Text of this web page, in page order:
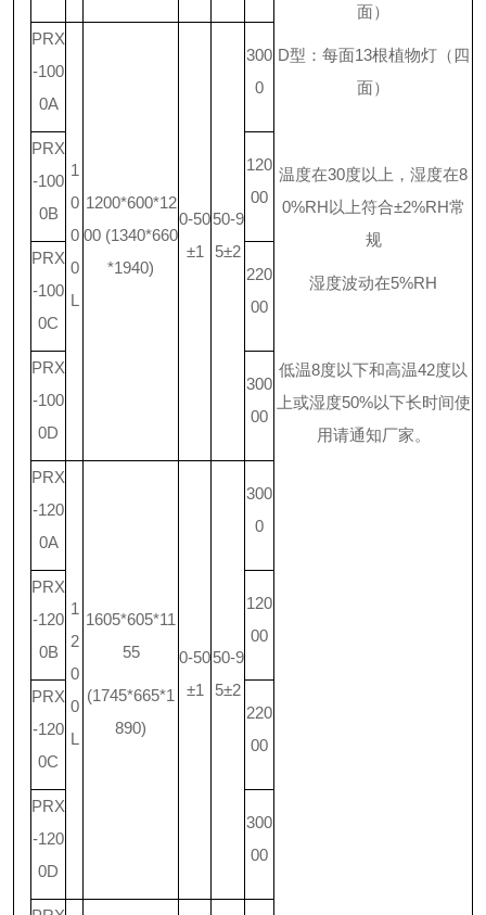
面）
D型：每面13根植物灯（四
面）
温度在30度以上，湿度在8
0%RH以上符合±2%RH常
规
湿度波动在5%RH
低温8度以下和高温42度以
上或湿度50%以下长时间使
用请通知厂家。
PRX
-100
0A
1
0
0
0
L
1200*600*12
00 (1340*660
*1940)
0-50
±1
50-9
5±2
300
0
PRX
-100
0B
120
00
PRX
-100
0C
220
00
PRX
-100
0D
300
00
PRX
-120
0A
1
2
0
0
L
1605*605*11
55
(1745*665*1
890)
0-50
±1
50-9
5±2
300
0
PRX
-120
0B
120
00
PRX
-120
0C
220
00
PRX
-120
0D
300
00